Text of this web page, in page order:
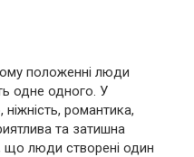
положенні люди
одне одного. У
ніжність, романтика,
та затишна
що люди створені один